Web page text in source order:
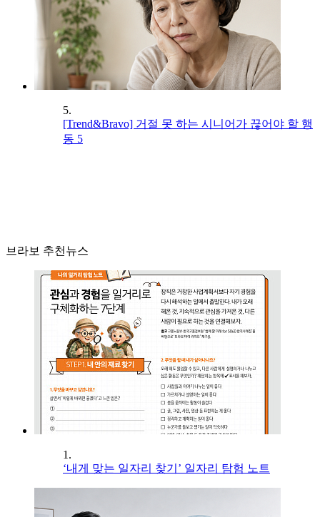
5.
[Trend&Bravo] 거절 못 하는 시니어가 끊어야 할 행
동 5
브라보 추천뉴스
1.
‘내게 맞는 일자리 찾기’ 일자리 탐험 노트